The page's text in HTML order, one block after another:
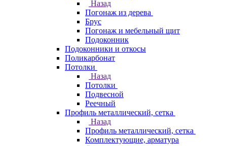
Назад
Погонаж из дерева
Брус
Погонаж и мебельный щит
Подоконник
Подоконники и откосы
Поликарбонат
Потолки
Назад
Потолки
Подвесной
Реечный
Профиль металлический, сетка
Назад
Профиль металлический, сетка
Комплектующие, арматура